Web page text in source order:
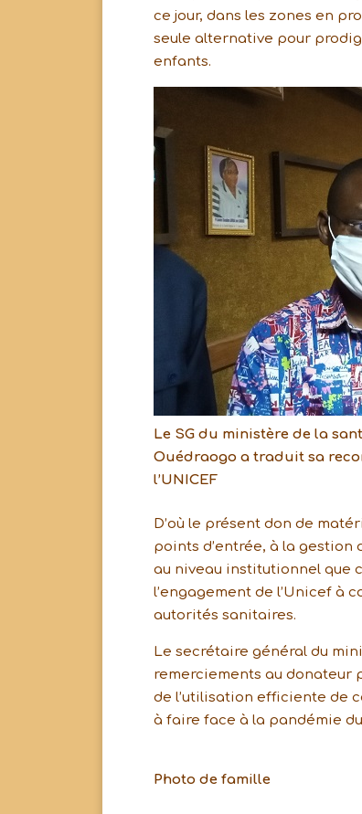
ce jour, dans les zones en
seule alternative pour
enfants.
Le SG du ministère de la
Ouédraogo a traduit sa
l’UNICEF
D’où le présent don de
points d’entrée, à la gestion
au niveau institutionnel que
l’engagement de l’Unicef à
autorités sanitaires.
Le secrétaire général du
remerciements au donateur
de l’utilisation efficiente de
à faire face à la pandémie du
Photo de famille